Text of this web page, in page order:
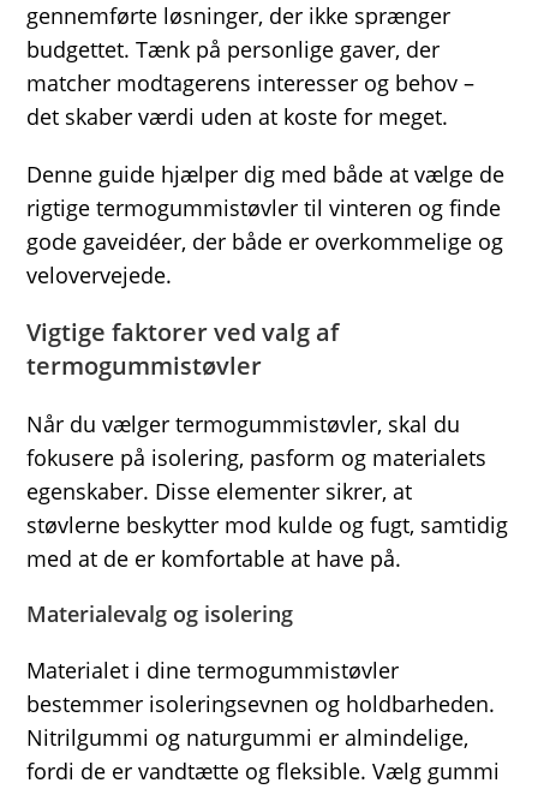
gennemførte løsninger, der ikke sprænger
budgettet. Tænk på personlige gaver, der
matcher modtagerens interesser og behov –
det skaber værdi uden at koste for meget.
Denne guide hjælper dig med både at vælge de
rigtige termogummistøvler til vinteren og finde
gode gaveidéer, der både er overkommelige og
velovervejede.
Vigtige faktorer ved valg af
termogummistøvler
Når du vælger termogummistøvler, skal du
fokusere på isolering, pasform og materialets
egenskaber. Disse elementer sikrer, at
støvlerne beskytter mod kulde og fugt, samtidig
med at de er komfortable at have på.
Materialevalg og isolering
Materialet i dine termogummistøvler
bestemmer isoleringsevnen og holdbarheden.
Nitrilgummi og naturgummi er almindelige,
fordi de er vandtætte og fleksible. Vælg gummi